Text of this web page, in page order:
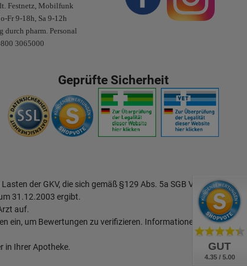
Festnetz, Mobilfunk
Fr 9-18h, Sa 9-12h
durch pharm. Personal
3065000
Geprüfte Sicherheit
der GKV, die sich gemäß §129 Abs. 5a SGB V aus dem
31.12.2003 ergibt.
auf.
ein, um Bewertungen zu verifizieren. Informationen zur Echtheit
in Ihrer Apotheke.
GUT
4.35 / 5.00